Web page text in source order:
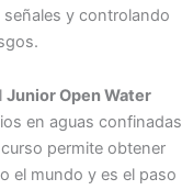
y controlando
Junior Open Water
en aguas confinadas
permite obtener
el mundo y es el paso